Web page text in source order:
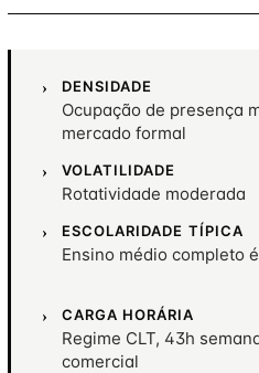
DENSIDADE
Ocupação de presença
mercado formal
VOLATILIDADE
Rotatividade moderada
ESCOLARIDADE TÍPICA
Ensino médio completo
CARGA HORÁRIA
Regime CLT, 43h
comercial